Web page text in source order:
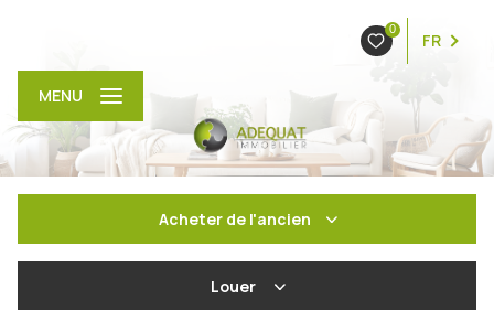
0
FR
MENU
Acheter de l'ancien
Louer